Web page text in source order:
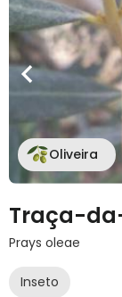
Oliveira
Traça-
Prays oleae
Inseto